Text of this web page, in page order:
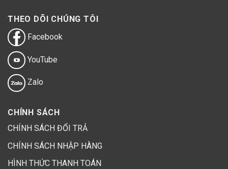
THEO DÕI CHÚNG TÔI
Facebook
YouTube
Zalo
CHÍNH SÁCH
CHÍNH SÁCH ĐỔI TRẢ
CHÍNH SÁCH NHẬP HÀNG
HÌNH THỨC THANH TOÁN